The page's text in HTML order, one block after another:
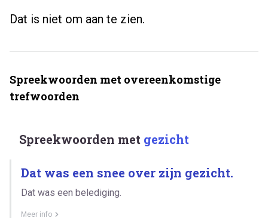
Dat is niet om aan te zien.
Spreekwoorden met overeenkomstige
trefwoorden
Spreekwoorden met gezicht
Dat was een snee over zijn gezicht.
Dat was een belediging.
Meer info